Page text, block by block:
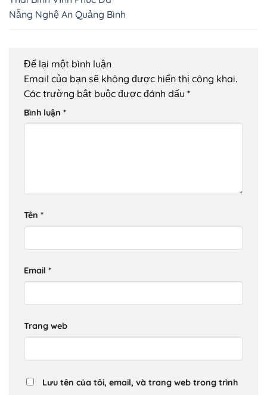
Nẵng Nghệ An Quảng Bình
Để lại một bình luận
Email của bạn sẽ không được hiển thị công khai.
Các trường bắt buộc được đánh dấu *
Bình luận *
Tên *
Email *
Trang web
Lưu tên của tôi, email, và trang web trong trình